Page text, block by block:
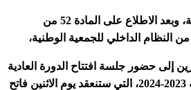
“إن رئيس الجمعية الوطنية، وبعد الاطلاع على المادة 52 من
إلى حضور جلسة افتتاح الدورة العادية
الثانية من السنة البرلمانية 2023-2024، التي ستنعقد يوم الاثنين فاتح